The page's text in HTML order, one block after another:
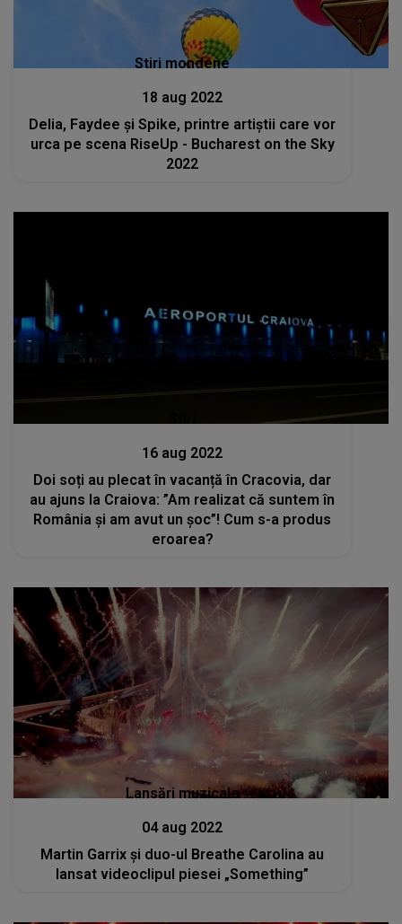
Stiri mondene
18 aug 2022
Delia, Faydee și Spike, printre artiștii care vor
urca pe scena RiseUp - Bucharest on the Sky
2022
16 aug 2022
Doi soți au plecat în vacanță în Cracovia, dar
au ajuns la Craiova: ”Am realizat că suntem în
România și am avut un șoc”! Cum s-a produs
eroarea?
Lansări muzicale
04 aug 2022
Martin Garrix și duo-ul Breathe Carolina au
lansat videoclipul piesei „Something”